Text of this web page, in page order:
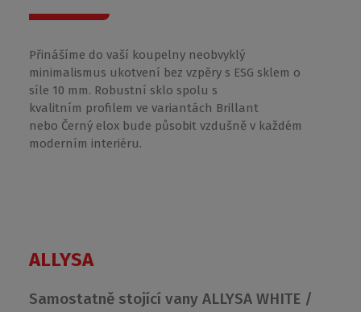
Přinášíme do vaší koupelny neobvyklý
minimalismus ukotvení bez vzpěry s ESG sklem o
síle 10 mm. Robustní sklo spolu s
kvalitním profilem ve variantách Brillant
nebo Černý elox bude působit vzdušně v každém
moderním interiéru.
ALLYSA
Samostatně stojící vany ALLYSA WHITE /